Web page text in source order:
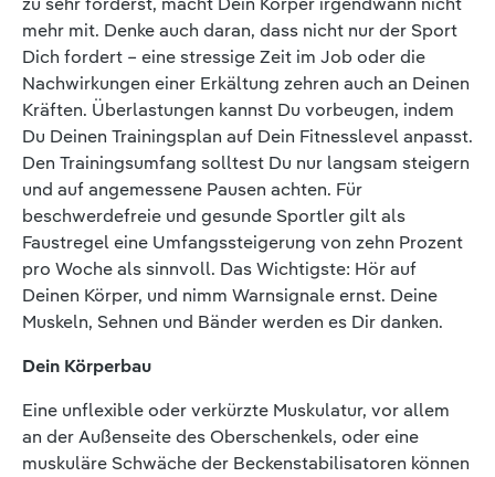
mehr mit. Denke auch daran, dass nicht nur der Sport
Dich fordert – eine stressige Zeit im Job oder die
Nachwirkungen einer Erkältung zehren auch an Deinen
Kräften. Überlastungen kannst Du vorbeugen, indem
Du Deinen Trainingsplan auf Dein Fitnesslevel anpasst.
Den Trainingsumfang solltest Du nur langsam steigern
und auf angemessene Pausen achten. Für
beschwerdefreie und gesunde Sportler gilt als
Faustregel eine Umfangssteigerung von zehn Prozent
pro Woche als sinnvoll. Das Wichtigste: Hör auf
Deinen Körper, und nimm Warnsignale ernst. Deine
Muskeln, Sehnen und Bänder werden es Dir danken.
Dein Körperbau
Eine unflexible oder verkürzte Muskulatur, vor allem
an der Außenseite des Oberschenkels, oder eine
muskuläre Schwäche der Beckenstabilisatoren können